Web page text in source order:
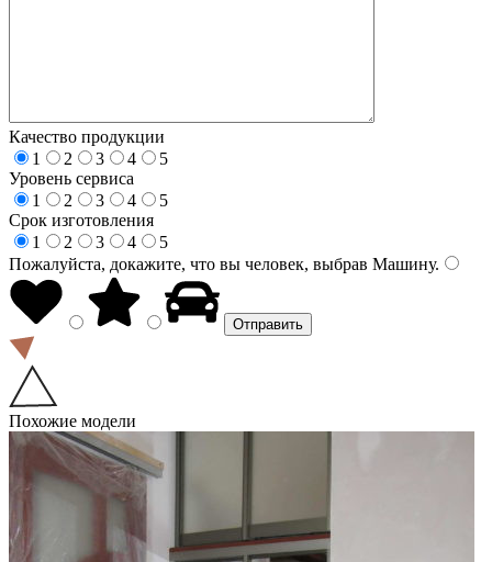
Качество продукции
1
2 3 4
5
Уровень сервиса
1
2 3 4
5
Срок изготовления
1
2 3 4
5
Пожалуйста, докажите, что вы человек, выбрав Машину.
Похожие модели